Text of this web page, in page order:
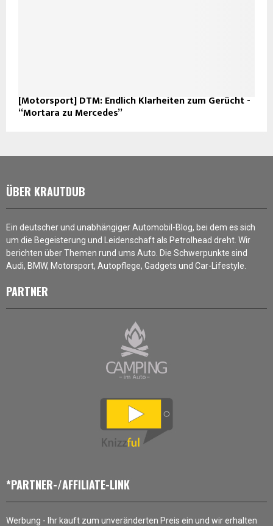
[Motorsport] DTM: Endlich Klarheiten zum Gerücht -
“Mortara zu Mercedes”
ÜBER KRAUTDUB
Ein deutscher und unabhängiger Automobil-Blog, bei dem es sich
um die Begeisterung und Leidenschaft als Petrolhead dreht. Wir
berichten über Themen rund ums Auto. Die Schwerpunkte sind
Audi, BMW, Motorsport, Autopflege, Gadgets und Car-Lifestyle.
PARTNER
*PARTNER-/AFFILIATE-LINK
Werbung - Ihr kauft zum unveränderten Preis ein und wir erhalten